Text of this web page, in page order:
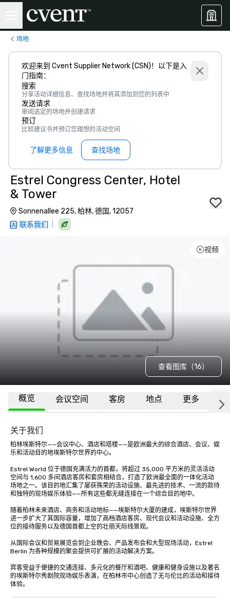
场地
欢迎来到 Cvent Supplier Network (CSN)！以下是入
门指南：
搜索
分享活动详细信息、查找场地并将其添加到您的列表中
发送请求
审阅选定的场地并创建请求
预订
比较建议书并预订您理想的活动空间
了解更多信息 查找场地
Estrel Congress Center, Hotel
& Tower
Sonnenallee 225, 柏林, 德国, 12057
联系我们
视频
查看图库（16）
概览 会议空间 客房 地点 更多 常
关于我们
柏林埃斯特尔——会议中心、酒店和塔楼——是欧洲最大的综合酒店、会议、娱
乐和活动目的地埃斯特尔世界的中心。
Estrel World 位于德国充满活力的首都，将超过 35,000 平方米的灵活活动
空间与 1,600 多间酒店客房和套房相结合，打造了欧洲最全面的一体化活动
场地之一。该目的地汇集了屡获殊荣的活动设施、最先进的技术、一流的款待
和独特的现场娱乐体验——所有这些都无缝连接在一个综合目的地中。
随着柏林未来酒店、商务和活动地标——埃斯特尔大厦的建成，埃斯特尔世界
进一步扩大了其国际容量，增加了高档酒店客房、现代会议和活动设施、全方
位的接待服务以及德国首都上空的壮丽天际线景观。
从国际会议和贸易展览会到企业晚会、产品发布会和大型现场活动，Estrel
Berlin 为各种规模的聚会提供可扩展的活动解决方案。
宾客受益于便捷的交通连接、多元化的餐厅和酒吧、健康和健身设施以及著名
的埃斯特尔秀剧院现场娱乐表演，在柏林市中心创造了无与伦比的活动和接待
体验。